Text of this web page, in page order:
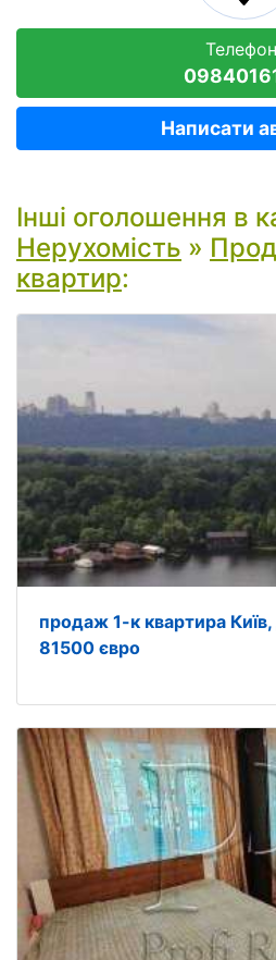
Написати
Інші оголошення в
Нерухомість »
квартир:
продаж 1-к квартира
81500 євро